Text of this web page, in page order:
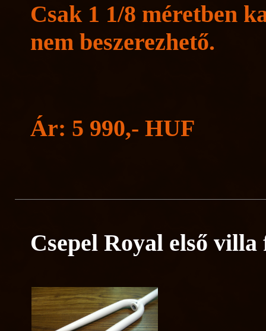
Csak 1 1/8 méretben
nem beszerezhető.
Ár: 5 990,- HUF
Csepel Royal első villa